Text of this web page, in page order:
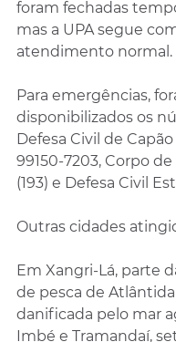
foram fechadas
mas a UPA segue
atendimento normal.
Para emergências,
disponibilizados os
Defesa Civil de Capão
99150-7203, Corpo
(193) e Defesa Civil
Outras cidades
Em Xangri-Lá, parte
de pesca de
danificada pelo mar
Imbé e Tramandaí,